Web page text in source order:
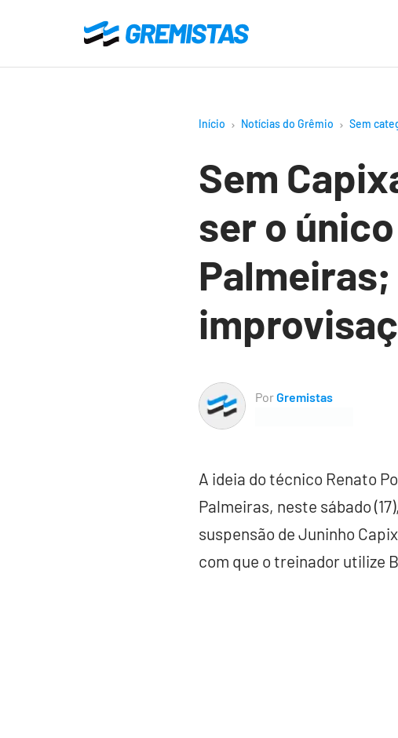
o
Gremistas
Início Notícias do Grêmio Sem
Sem
ser o
PorGremistas
A ideia do técnico Renato
Palmeiras, neste sábado
suspensão de Juninho
com que o treinador utilize